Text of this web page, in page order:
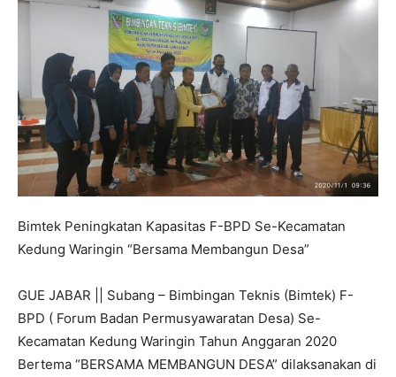
Bimtek Peningkatan Kapasitas F-BPD Se-Kecamatan
Kedung Waringin “Bersama Membangun Desa”
GUE JABAR || Subang – Bimbingan Teknis (Bimtek) F-
BPD ( Forum Badan Permusyawaratan Desa) Se-
Kecamatan Kedung Waringin Tahun Anggaran 2020
Bertema “BERSAMA MEMBANGUN DESA” dilaksanakan di